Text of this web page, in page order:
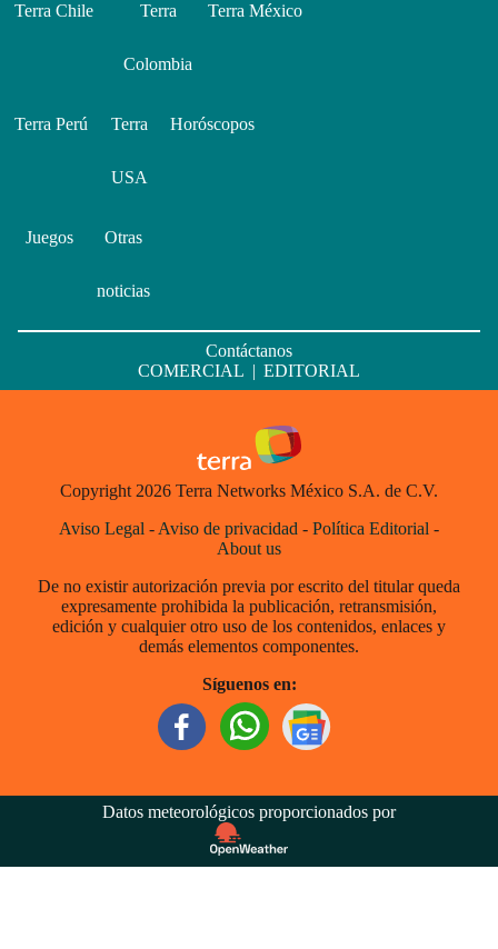
Terra Chile Terra
Colombia
Terra México
Terra Perú Terra
USA
Horóscopos
Juegos Otras
noticias
Contáctanos
COMERCIAL | EDITORIAL
Copyright 2026 Terra Networks México S.A. de C.V.
Aviso Legal - Aviso de privacidad - Política Editorial -
About us
De no existir autorización previa por escrito del titular queda
expresamente prohibida la publicación, retransmisión,
edición y cualquier otro uso de los contenidos, enlaces y
demás elementos componentes.
Síguenos en:
Datos meteorológicos proporcionados por